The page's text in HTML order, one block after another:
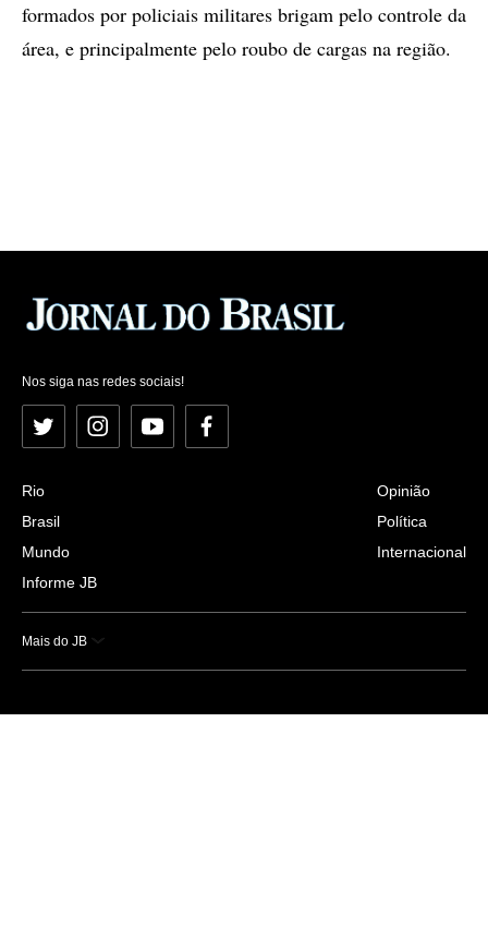
formados por policiais militares brigam pelo controle da
área, e principalmente pelo roubo de cargas na região.
Nos siga nas redes sociais!
Twitter InstagramYouTubeFacebook
Rio
Brasil
Mundo
Informe JB
Opinião
Política
Internacional
Mais do JB
Esportes